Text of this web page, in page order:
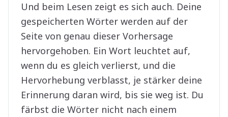
Und beim Lesen zeigt es sich auch. Deine
gespeicherten Wörter werden auf der
Seite von genau dieser Vorhersage
hervorgehoben. Ein Wort leuchtet auf,
wenn du es gleich verlierst, und die
Hervorhebung verblasst, je stärker deine
Erinnerung daran wird, bis sie weg ist. Du
färbst die Wörter nicht nach einem